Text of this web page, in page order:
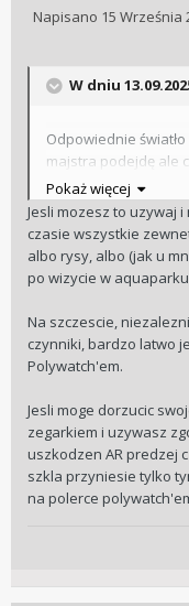
Napisano 15 Września
W dniu
Odpowiednie
majstra podejdę ale
Ryzykować obijanie
kosztów żeby
nie ma sensu.
Pokaż więcej
Jesli mozesz to uzywaj
czasie wszystkie
albo rysy, albo (jak u
po wizycie w
Na szczescie,
czynniki, bardzo latwo
Polywatch'em.
Jesli moge dorzucic
zegarkiem i uzywasz
uszkodzen AR predzej
szkla przyniesie tylko
na polerce